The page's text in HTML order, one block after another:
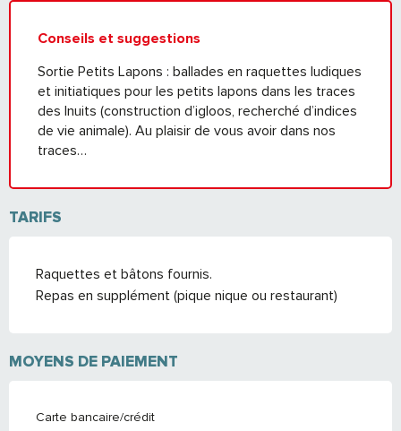
Conseils et suggestions
Sortie Petits Lapons : ballades en raquettes ludiques
et initiatiques pour les petits lapons dans les traces
des Inuits (construction d’igloos, recherché d’indices
de vie animale). Au plaisir de vous avoir dans nos
traces…
TARIFS
Raquettes et bâtons fournis.
Repas en supplément (pique nique ou restaurant)
MOYENS DE PAIEMENT
Carte bancaire/crédit